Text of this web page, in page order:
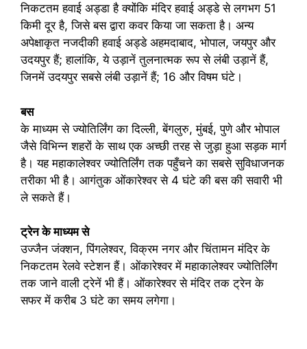
निकटतम हवाई अड्डा है क्योंकि मंदिर हवाई अड्डे से लगभग 51
किमी दूर है, जिसे बस द्वारा कवर किया जा सकता है। अन्य
अपेक्षाकृत नजदीकी हवाई अड्डे अहमदाबाद, भोपाल, जयपुर और
उदयपुर हैं; हालांकि, ये उड़ानें तुलनात्मक रूप से लंबी उड़ानें हैं,
जिनमें उदयपुर सबसे लंबी उड़ानें हैं; 16 और विषम घंटे।
बस
के माध्यम से ज्योतिर्लिंग का दिल्ली, बेंगलुरु, मुंबई, पुणे और भोपाल
जैसे विभिन्न शहरों के साथ एक अच्छी तरह से जुड़ा हुआ सड़क मार्ग
है। यह महाकालेश्वर ज्योतिर्लिंग तक पहुँचने का सबसे सुविधाजनक
तरीका भी है। आगंतुक ओंकारेश्वर से 4 घंटे की बस की सवारी भी
ले सकते हैं।
ट्रेन के माध्यम से
उज्जैन जंक्शन, पिंगलेश्वर, विक्रम नगर और चिंतामन मंदिर के
निकटतम रेलवे स्टेशन हैं। ओंकारेश्वर में महाकालेश्वर ज्योतिर्लिंग
तक जाने वाली ट्रेनें भी हैं। ओंकारेश्वर से मंदिर तक ट्रेन के
सफर में करीब 3 घंटे का समय लगेगा।